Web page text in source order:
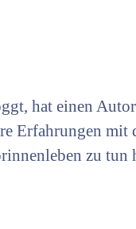
hat einen
Erfahrungen
zu tun